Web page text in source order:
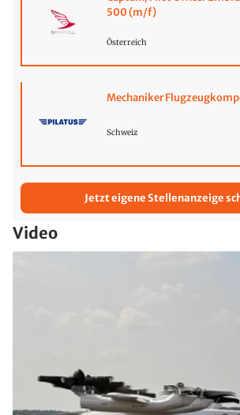
500 (m/f)
Österreich
Mechaniker
Schweiz
Jetzt eigene Stellenanzeige
Video